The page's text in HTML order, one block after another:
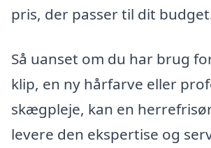
pris, der passer til dit
Så uanset om du har brug
klip, en ny hårfarve eller
skægpleje, kan en
levere den ekspertise og